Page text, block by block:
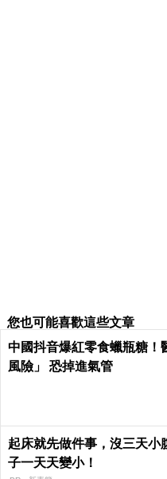
您也可能喜歡這些文章
中國抖音爆紅零食蠟瓶糖！
風險」 恐掉進氣管
起床就先做件事，沒三天小
子一天天變小！